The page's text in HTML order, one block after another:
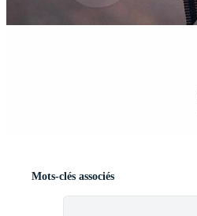
Mots-clés associés